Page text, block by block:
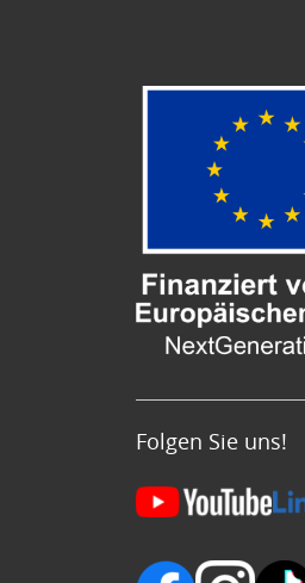
Folgen Sie uns!